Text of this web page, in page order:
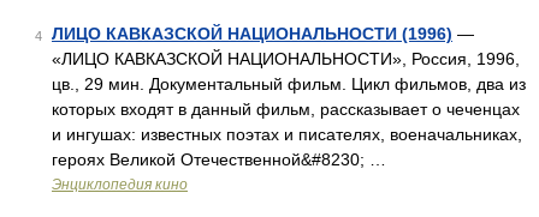
4 ЛИЦО КАВКАЗСКОЙ НАЦИОНАЛЬНОСТИ (1996) —
«ЛИЦО КАВКАЗСКОЙ НАЦИОНАЛЬНОСТИ», Россия, 1996,
цв., 29 мин. Документальный фильм. Цикл фильмов, два из
которых входят в данный фильм, рассказывает о чеченцах
и ингушах: известных поэтах и писателях, военачальниках,
героях Великой Отечественной&#8230; …
Энциклопедия кино